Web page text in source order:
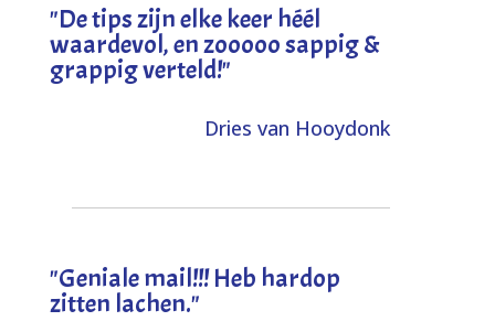
"De tips zijn elke keer héél
waardevol, en zooooo sappig &
grappig verteld!"
Dries van Hooydonk
"Geniale mail!!! Heb hardop
zitten lachen."